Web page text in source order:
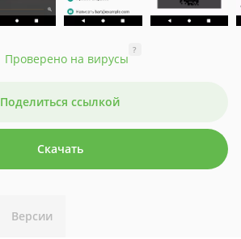
Проверено на вирусы
?
Поделиться ссылкой
Скачать
Версии